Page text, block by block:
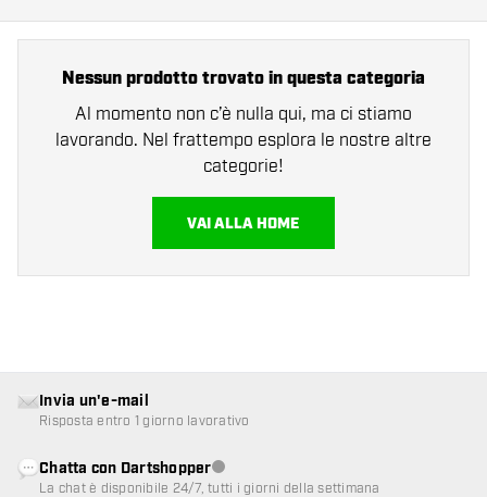
Nessun prodotto trovato in questa categoria
Al momento non c’è nulla qui, ma ci stiamo
lavorando. Nel frattempo esplora le nostre altre
categorie!
VAI ALLA HOME
Invia un'e-mail
Risposta entro 1 giorno lavorativo
Chatta con DartshopperServizio clienti non disponibile
La chat è disponibile 24/7, tutti i giorni della settimana